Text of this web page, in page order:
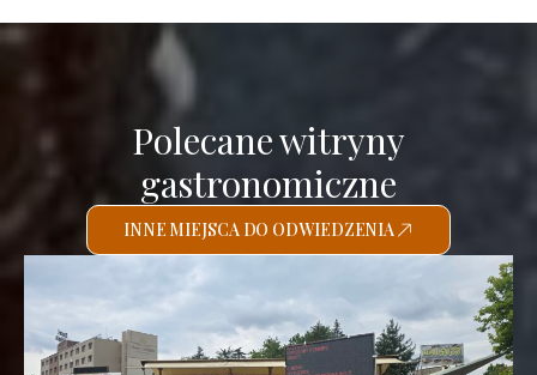
Polecane witryny
gastronomiczne
INNE MIEJSCA DO ODWIEDZENIA